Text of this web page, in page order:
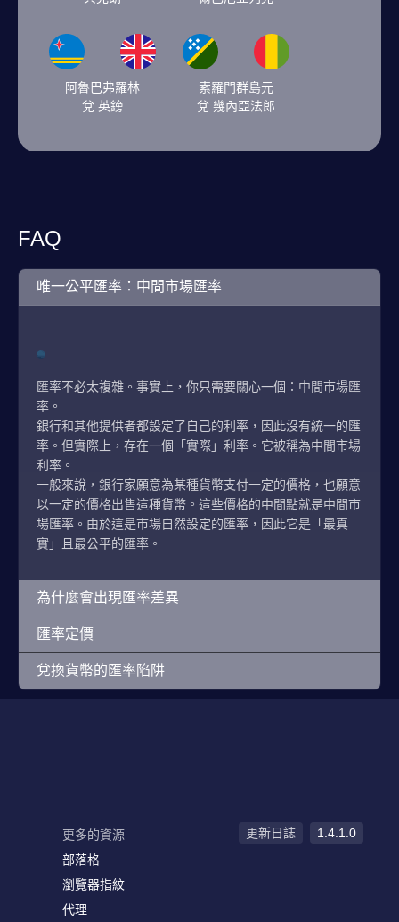
阿魯巴弗羅林
兌 英鎊
索羅門群島元
兌 幾內亞法郎
FAQ
唯一公平匯率：中間市場匯率
匯率不必太複雜。事實上，你只需要關心一個：中間市場匯
率。
銀行和其他提供者都設定了自己的利率，因此沒有統一的匯
率。但實際上，存在一個「實際」利率。它被稱為中間市場
利率。
一般來說，銀行家願意為某種貨幣支付一定的價格，也願意
以一定的價格出售這種貨幣。這些價格的中間點就是中間市
場匯率。由於這是市場自然設定的匯率，因此它是「最真
實」且最公平的匯率。
為什麼會出現匯率差異
匯率定價
兌換貨幣的匯率陷阱
更多的資源
部落格
瀏覽器指紋
代理
更新日誌 1.4.1.0